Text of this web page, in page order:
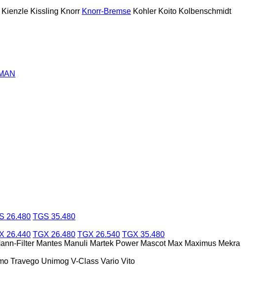
Kienzle Kissling Knorr Knorr-Bremse Kohler Koito Kolbenschmidt
26.480 TGS 35.480
26.440 TGX 26.480 TGX 26.540 TGX 35.480
Filter Mantes Manuli Martek Power Mascot Max Maximus Mekra
Travego Unimog V-Class Vario Vito